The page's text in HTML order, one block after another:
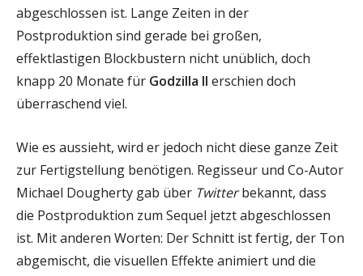
abgeschlossen ist. Lange Zeiten in der
Postproduktion sind gerade bei großen,
effektlastigen Blockbustern nicht unüblich, doch
knapp 20 Monate für Godzilla II erschien doch
überraschend viel.
Wie es aussieht, wird er jedoch nicht diese ganze Zeit
zur Fertigstellung benötigen. Regisseur und Co-Autor
Michael Dougherty gab über Twitterbekannt, dass
die Postproduktion zum Sequel jetzt abgeschlossen
ist. Mit anderen Worten: Der Schnitt ist fertig, der Ton
abgemischt, die visuellen Effekte animiert und die